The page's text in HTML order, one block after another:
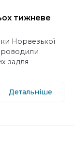
тижневе
Норвезької
задля
Детальніше